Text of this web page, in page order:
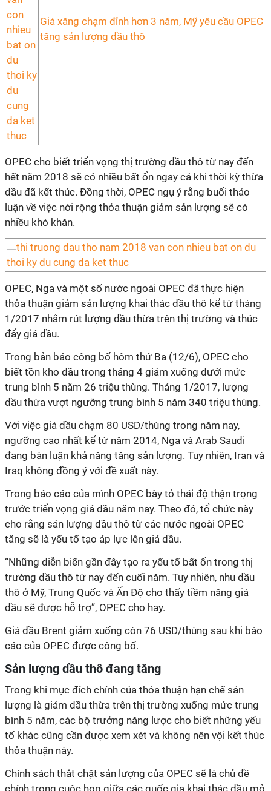
Giá xăng chạm đỉnh hơn 3 năm, Mỹ yêu cầu OPEC
tăng sản lượng dầu thô
OPEC cho biết triển vọng thị trường dầu thô từ nay đến
hết năm 2018 sẽ có nhiều bất ổn ngay cả khi thời kỳ thừa
dầu đã kết thúc. Đồng thời, OPEC ngụ ý rằng buổi thảo
luận về việc nới rộng thỏa thuận giảm sản lượng sẽ có
nhiều khó khăn.
OPEC, Nga và một số nước ngoài OPEC đã thực hiện
thỏa thuận giảm sản lượng khai thác dầu thô kể từ tháng
1/2017 nhằm rút lượng dầu thừa trên thị trường và thúc
đẩy giá dầu.
Trong bản báo công bố hôm thứ Ba (12/6), OPEC cho
biết tồn kho dầu trong tháng 4 giảm xuống dưới mức
trung bình 5 năm 26 triệu thùng. Tháng 1/2017, lượng
dầu thừa vượt ngưỡng trung bình 5 năm 340 triệu thùng.
Với việc giá dầu chạm 80 USD/thùng trong năm nay,
ngưỡng cao nhất kể từ năm 2014, Nga và Arab Saudi
đang bàn luận khả năng tăng sản lượng. Tuy nhiên, Iran và
Iraq không đồng ý với đề xuất này.
Trong báo cáo của mình OPEC bày tỏ thái độ thận trọng
trước triển vọng giá dầu năm nay. Theo đó, tổ chức này
cho rằng sản lượng dầu thô từ các nước ngoài OPEC
tăng sẽ là yếu tố tạo áp lực lên giá dầu.
“Những diễn biến gần đây tạo ra yếu tố bất ổn trong thị
trường dầu thô từ nay đến cuối năm. Tuy nhiên, nhu dầu
thô ở Mỹ, Trung Quốc và Ấn Độ cho thấy tiềm năng giá
dầu sẽ được hỗ trợ”, OPEC cho hay.
Giá dầu Brent giảm xuống còn 76 USD/thùng sau khi báo
cáo của OPEC được công bố.
Sản lượng dầu thô đang tăng
Trong khi mục đích chính của thỏa thuận hạn chế sản
lượng là giảm dầu thừa trên thị trường xuống mức trung
bình 5 năm, các bộ trưởng năng lược cho biết những yếu
tố khác cũng cần được xem xét và không nên vội kết thúc
thỏa thuận này.
Chính sách thắt chặt sản lượng của OPEC sẽ là chủ đề
chính trong cuộc họp giữa các quốc gia khai thác dầu mỏ